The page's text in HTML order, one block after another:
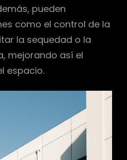
pueden
como el control de la
la sequedad o la
mejorando así el
espacio.